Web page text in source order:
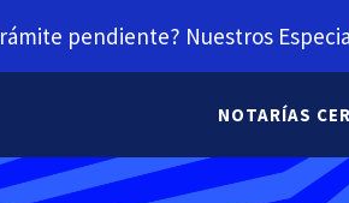
pendiente? Nuestros
NOTARÍAS